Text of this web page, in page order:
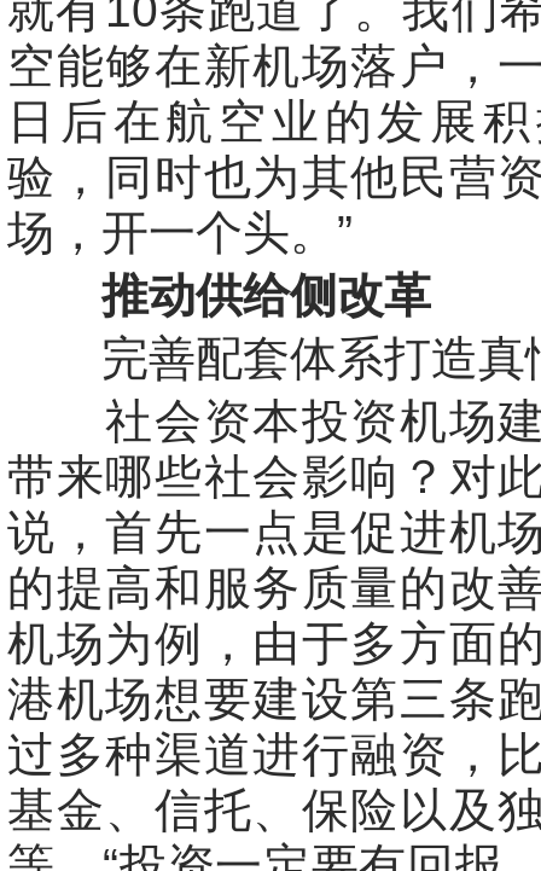
空能够在新机场落户，
日后在航空业的发展
验，同时也为其他民营
场，开一个头。”
推动供给侧改革
完善配套体系打造真
社会资本投资机场建
带来哪些社会影响？对
说，首先一点是促进机
的提高和服务质量的改
机场为例，由于多方面
港机场想要建设第三条
过多种渠道进行融资，
基金、信托、保险以及